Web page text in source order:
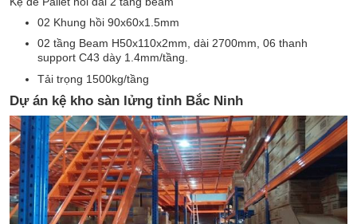
02 Khung hồi 90x60x1.5mm
02 tầng Beam H50x110x2mm, dài 2700mm, 06 thanh
support C43 dày 1.4mm/tầng.
Tải trọng 1500kg/tầng
Dự án kệ kho sàn lửng tỉnh Bắc Ninh